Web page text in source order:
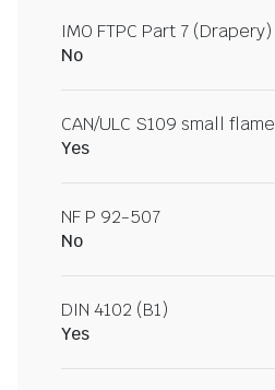
IMO FTPC Part 7 (Drapery)
No
CAN/ULC S109 small flame
Yes
NF P 92-507
No
DIN 4102 (B1)
Yes